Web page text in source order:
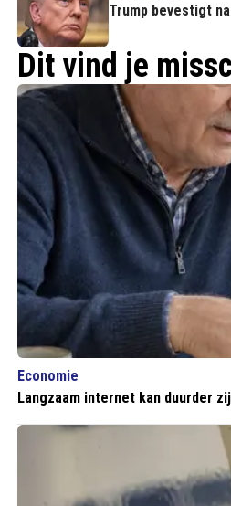
Trump bevestigt
Dit vind je
Economie
Langzaam internet kan duurder